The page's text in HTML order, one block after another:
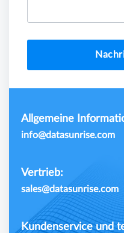
Allgemeine
info@datasunrise.com
Vertrieb:
sales@datasunrise.com
Kundenservice und